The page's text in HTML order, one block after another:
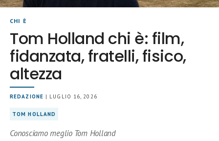
CHI È
Tom Holland chi è: film,
fidanzata, fratelli, fisico,
altezza
REDAZIONE | LUGLIO 16, 2026
TOM HOLLAND
Conosciamo meglio Tom Holland